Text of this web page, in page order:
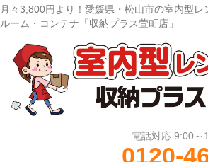
月々3,800円より！愛媛県・松山市の室内型レ
ルーム・コンテナ「収納プラス萱町店」
0120-